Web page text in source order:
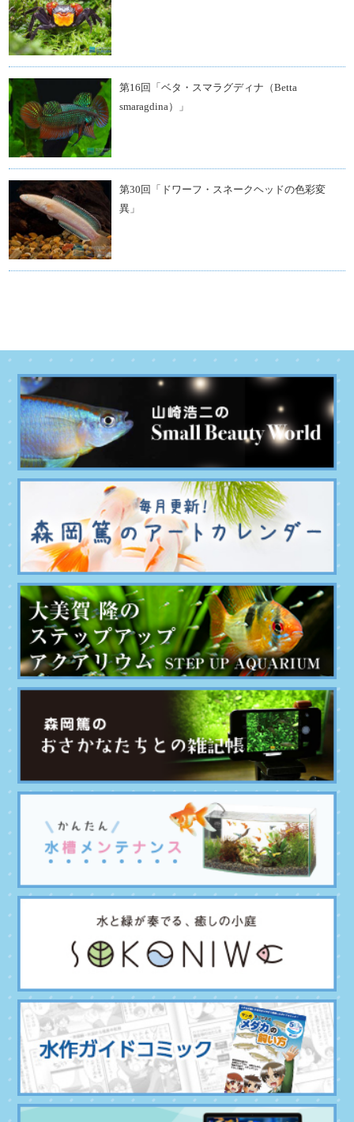
第16回「ベタ・スマラグディナ（Betta
smaragdina）」
第30回「ドワーフ・スネークヘッドの色彩変
異」